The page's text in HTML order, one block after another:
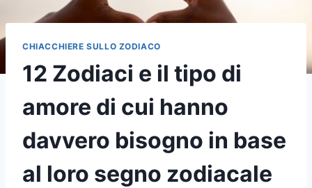
CHIACCHIERE SULLO ZODIACO
12 Zodiaci e il tipo di
amore di cui hanno
davvero bisogno in base
al loro segno zodiacale